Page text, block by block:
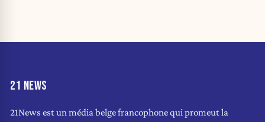
21 NEWS
21News est un média belge francophone qui promeut la